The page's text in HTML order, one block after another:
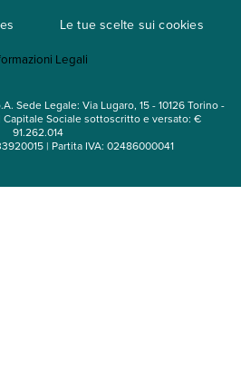
Le tue scelte sui cookies
Legali
Sede Legale: Via Lugaro, 15 - 10126 Torino -
| Capitale Sociale sottoscritto e versato: €
91.262.014
| Partita IVA: 02486000041